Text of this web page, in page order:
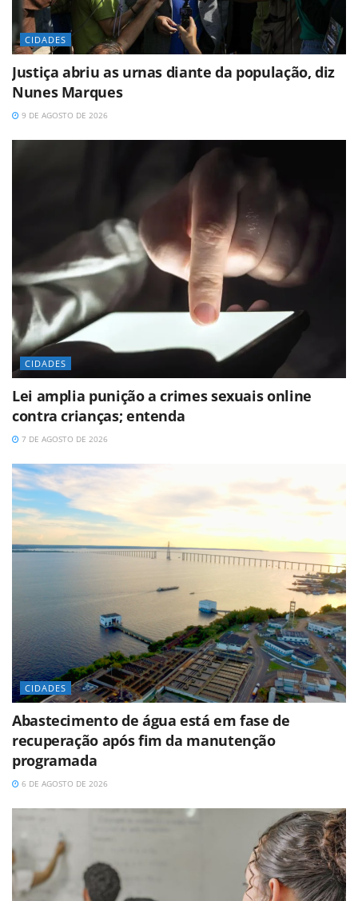
CIDADES
Justiça abriu as urnas diante da população, diz
Nunes Marques
9 DE AGOSTO DE 2026
CIDADES
Lei amplia punição a crimes sexuais online
contra crianças; entenda
7 DE AGOSTO DE 2026
CIDADES
Abastecimento de água está em fase de
recuperação após fim da manutenção
programada
6 DE AGOSTO DE 2026